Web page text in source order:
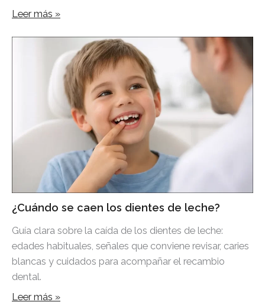
Leer más »
¿Cuándo se caen los dientes de leche?
Guía clara sobre la caída de los dientes de leche:
edades habituales, señales que conviene revisar, caries
blancas y cuidados para acompañar el recambio
dental.
Leer más »